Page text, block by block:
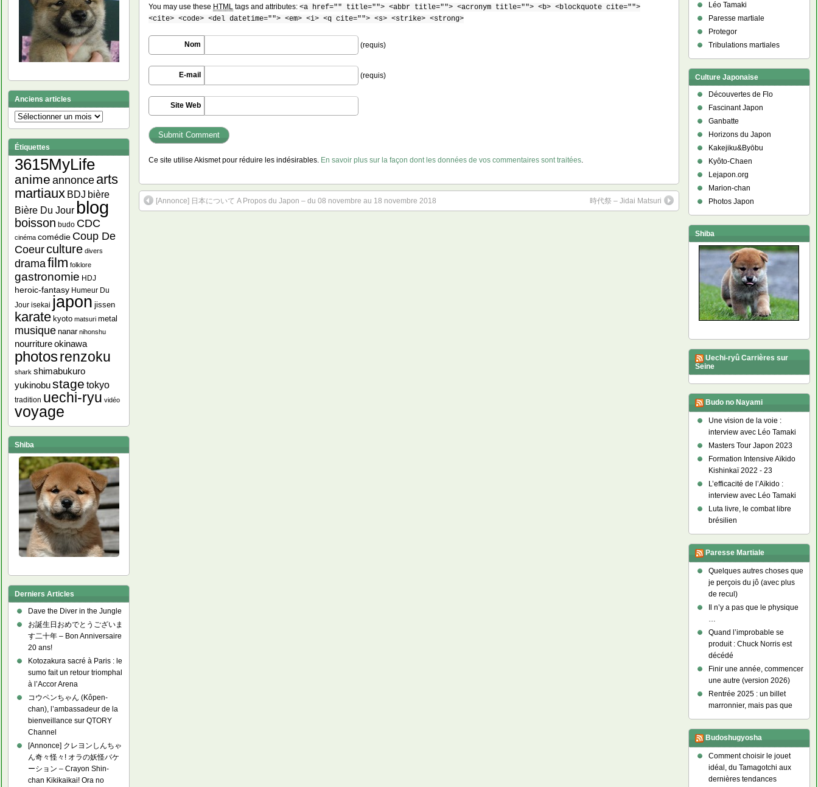
You may use these HTML tags and attributes:<a href="" title=""> <abbr title=""> <acronym title=""> <b> <blockquote cite="">
<cite> <code> <del datetime=""> <em> <i> <q cite=""> <s> <strike> <strong>
Nom (requis)
E-mail (requis)
Site Web
Ce site utilise Akismet pour réduire les indésirables. En savoir plus sur la façon dont les données de vos commentaires sont traitées
[Annonce] 日本について A Propos du Japon – du 08 novembre au 18 novembre 2018 時代祭 – Jidai Matsuri
Anciens articles
Anciens
articles
Étiquettes
3615MyLife
anime annonce arts
martiaux BDJ bière
Bière Du Jour blog
boisson budo CDC
cinéma comédie Coup De
Coeurculture divers
dramafilm folklore
gastronomie HDJ
heroic-fantasy Humeur Du
Jour isekai japon jissen
karate kyoto matsuri metal
musique nanar nihonshu
nourriture okinawa
photosrenzoku
shark shimabukuro
yukinobu stage tokyo
tradition uechi-ryu vidéo
voyage
Shiba
Derniers Articles
Dave the Diver in the Jungle
お誕生日おめでとうございま
す二十年 – Bon Anniversaire
20 ans!
Kotozakura sacré à Paris : le
sumo fait un retour triomphal
à l’Accor Arena
コウペンちゃん (Kôpen-
chan), l’ambassadeur de la
bienveillance sur QTORY
Channel
[Annonce] クレヨンしんちゃ
ん奇々怪々! オラの妖怪バケ
ーション – Crayon Shin-
chan Kikikaikai! Ora no
Léo Tamaki
Paresse martiale
Protegor
Tribulations martiales
Culture Japonaise
Découvertes de Flo
Fascinant Japon
Ganbatte
Horizons du Japon
Kakejiku&Byōbu
Kyôto-Chaen
Lejapon.org
Marion-chan
Photos Japon
Shiba
Uechi-ryû Carrières sur
Seine
Budo no Nayami
Une vision de la voie :
interview avec Léo Tamaki
Masters Tour Japon 2023
Formation Intensive Aïkido
Kishinkaï 2022 - 23
L’efficacité de l’Aïkido :
interview avec Léo Tamaki
Luta livre, le combat libre
brésilien
Paresse Martiale
Quelques autres choses que
je perçois du jô (avec plus
de recul)
Il n’y a pas que le physique
…
Quand l’improbable se
produit : Chuck Norris est
décédé
Finir une année, commencer
une autre (version 2026)
Rentrée 2025 : un billet
marronnier, mais pas que
Budoshugyosha
Comment choisir le jouet
idéal, du Tamagotchi aux
dernières tendances